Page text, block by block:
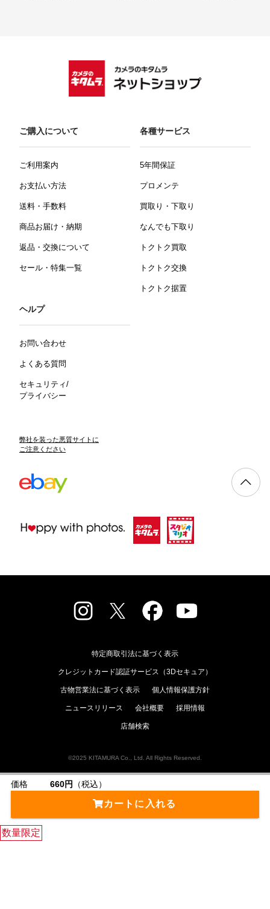
価格 660円 （税込）
カートに入れる
数量限定
ご購入について
ご利用案内
お支払い方法
送料・手数料
商品お届け・納期
返品・交換について
セール・特集一覧
各種サービス
5年間保証
プロメンテ
買取り・下取り
なんでも下取り
トクトク買取
トクトク交換
トクトク据置
ヘルプ
お問い合わせ
よくある質問
セキュリティ/
プライバシー
弊社を装った悪質サイトに
ご注意ください
特定商取引法に基づく表示
クレジットカード認証サービス（3Dセキュア）
古物営業法に基づく表示 個人情報保護方針
ニュースリリース 会社概要 採用情報
店舗検索
©2025 KITAMURA Co., Ltd. All Rights Reserved.